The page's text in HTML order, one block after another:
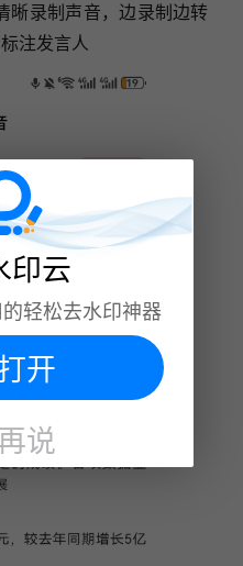
晰录制声音，边录制边转
注发言人
印云
轻松去水印神器
开
说